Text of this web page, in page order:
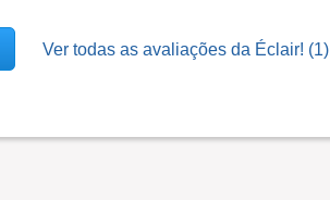
Ver todas as avaliações da Éclair! (1)